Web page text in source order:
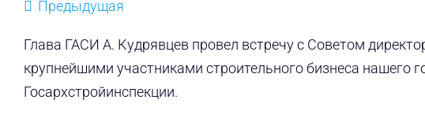
Предыдущая
Глава ГАСИ А. Кудрявцев провел встречу с Советом
крупнейшими участниками строительного бизнеса нашего
Госархстройинспекции.